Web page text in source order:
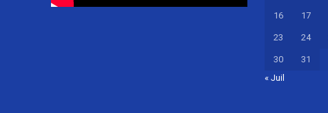
16 17
23 24
30
31
« Juil